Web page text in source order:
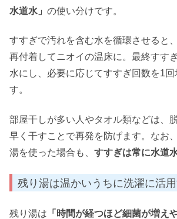
水道水」 の使い分けです。
すすぎで汚れを含む水を循環させると
再付着してニオイの温床に。最終すす
水にし、必要に応じてすすぎ回数を1
す。
部屋干しが多い人やタオル類などは、
早く干すことで再発を防げます。なお
湯を使った場合も、 すすぎは常に水道
残り湯は温かいうちに洗濯に活
残り湯は 「時間が経つほど細菌が増え